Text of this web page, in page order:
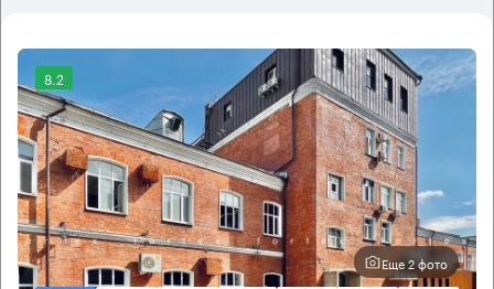
8.2
Еще 2 фото